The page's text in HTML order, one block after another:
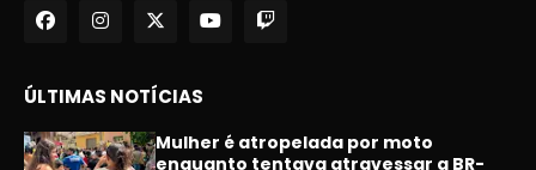
ÚLTIMAS NOTÍCIAS
Mulher é atropelada por moto
enquanto tentava atravessar a BR-